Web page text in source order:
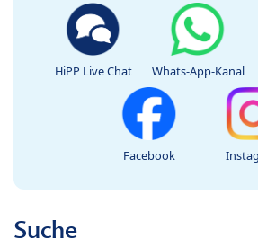
HiPP Live Chat Whats-App-Kanal
Facebook
Suche